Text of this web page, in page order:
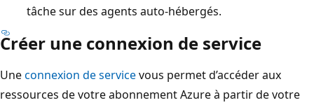
tâche sur des agents auto-hébergés.
Créer une connexion de service
Uneconnexion de servicevous permet d’accéder aux
ressources de votre abonnement Azure à partir de votre